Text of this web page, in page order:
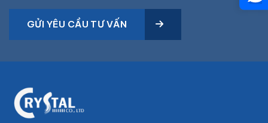
GỬI YÊU CẦU TƯ VẤN